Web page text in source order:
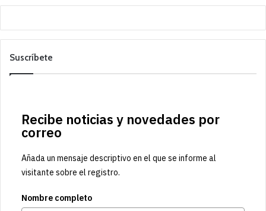
Suscríbete
Recibe noticias y novedades por
correo
Añada un mensaje descriptivo en el que se informe al
visitante sobre el registro.
Nombre completo